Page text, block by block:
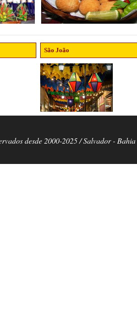
São João
desde 2000-2025 / Salvador -